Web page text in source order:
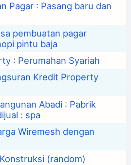
Pagar : Pasang baru dan
pembuatan pagar
pintu baja
: Perumahan Syariah
Kredit Property
Abadi : Pabrik
: spa
Wiremesh dengan
(random)